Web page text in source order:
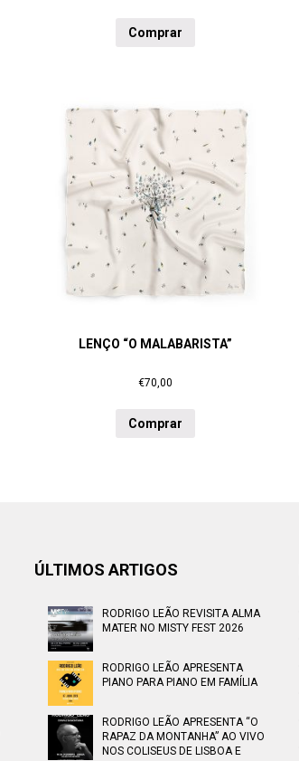
Comprar
LENÇO “O MALABARISTA”
€70,00
Comprar
ÚLTIMOS ARTIGOS
RODRIGO LEÃO REVISITA ALMA
MATER NO MISTY FEST 2026
RODRIGO LEÃO APRESENTA
PIANO PARA PIANO EM FAMÍLIA
RODRIGO LEÃO APRESENTA “O
RAPAZ DA MONTANHA” AO VIVO
NOS COLISEUS DE LISBOA E